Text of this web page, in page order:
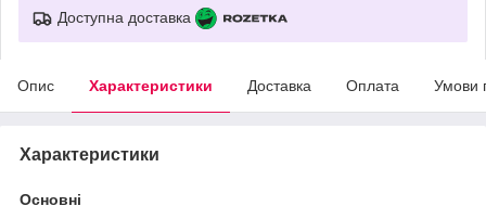
Доступна доставка
Опис Характеристики Доставка Оплата Умови
Характеристики
Основні